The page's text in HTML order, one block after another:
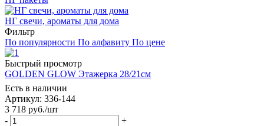
НГ свечи, ароматы для дома
Фильтр
По популярности По алфавиту По цене
Быстрый просмотр
GOLDEN GLOW Этажерка 28/21см
Есть в наличии
Артикул: 336-144
3 718 руб./шт
-
+